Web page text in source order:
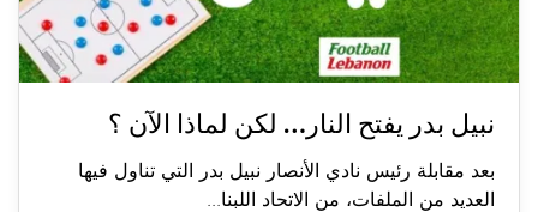
نبيل بدر يفتح النار… لكن لماذا الآن ؟
بعد مقابلة رئيس نادي الأنصار نبيل بدر التي تناول فيها
العديد من الملفات، من الاتحاد اللبنا...